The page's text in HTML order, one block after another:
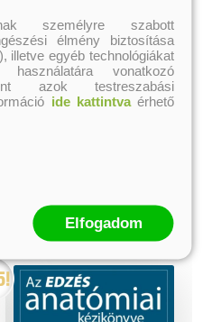
Josep
Akciós ár:
3 894 Ft
személyre szabott
élmény biztosítása
illetve egyéb technológiákat
vonatkozó
azok testreszabási
ide kattintvaérhető
Elfogadom